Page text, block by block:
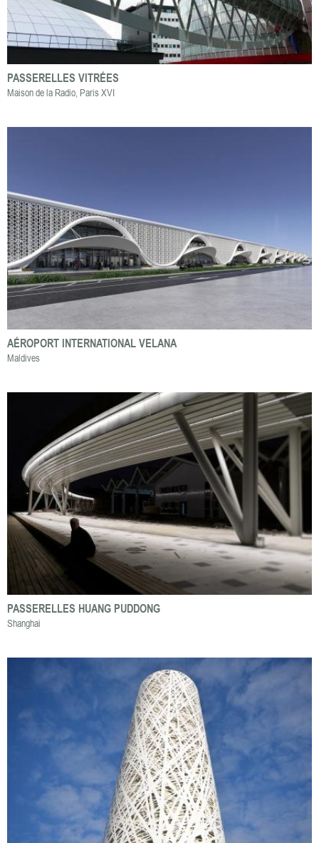
PASSERELLES VITRÉES
Maison de la Radio, Paris XVI
AÉROPORT INTERNATIONAL VELANA
Maldives
PASSERELLES HUANG PUDDONG
Shanghai